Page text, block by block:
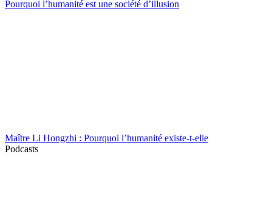
Pourquoi l’humanité est une société d’illusion
Maître Li Hongzhi : Pourquoi l’humanité existe-t-elle
Podcasts